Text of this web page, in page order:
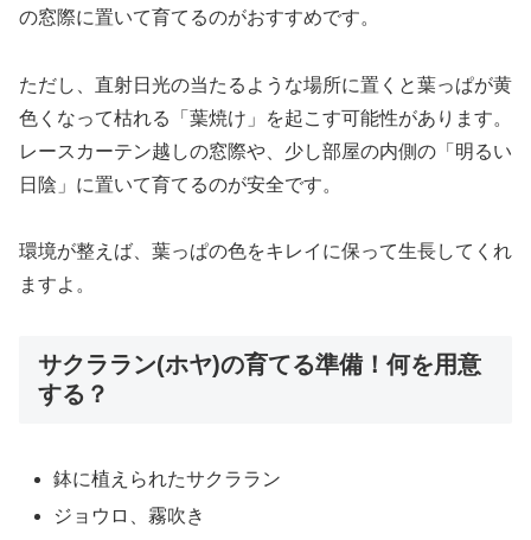
の窓際に置いて育てるのがおすすめです。
ただし、直射日光の当たるような場所に置くと葉っぱが黄
色くなって枯れる「葉焼け」を起こす可能性があります。
レースカーテン越しの窓際や、少し部屋の内側の「明るい
日陰」に置いて育てるのが安全です。
環境が整えば、葉っぱの色をキレイに保って生長してくれ
ますよ。
サクララン(ホヤ)の育てる準備！何を用意
する？
鉢に植えられたサクララン
ジョウロ、霧吹き